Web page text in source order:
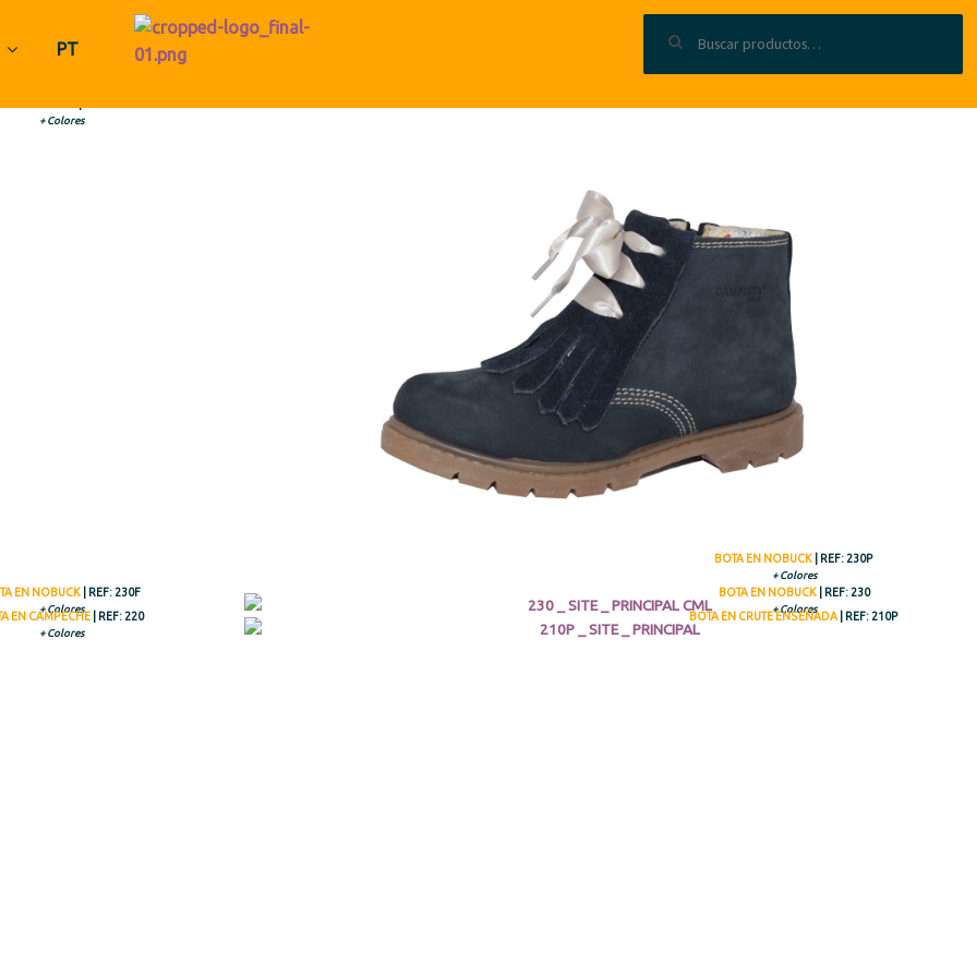
PT
+ Colores
BOTA EN NOBUCK | REF: 230P
+ Colores
EN NOBUCK | REF: 230F
+ Colores
BOTA EN NOBUCK | REF: 230
+ Colores
EN CAMPECHE | REF: 220
+ Colores
BOTA EN CRUTE ENSEÑADA | REF: 210P